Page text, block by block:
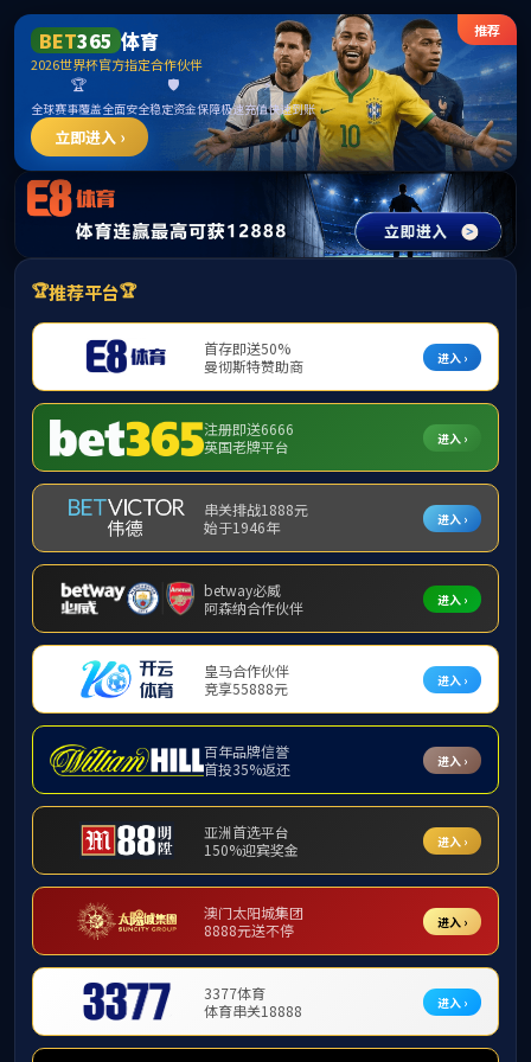
中国·yl1111永利(集团)有限公司-Official Website
提示：虚拟目录未发布在此域名下
首页 关闭此页